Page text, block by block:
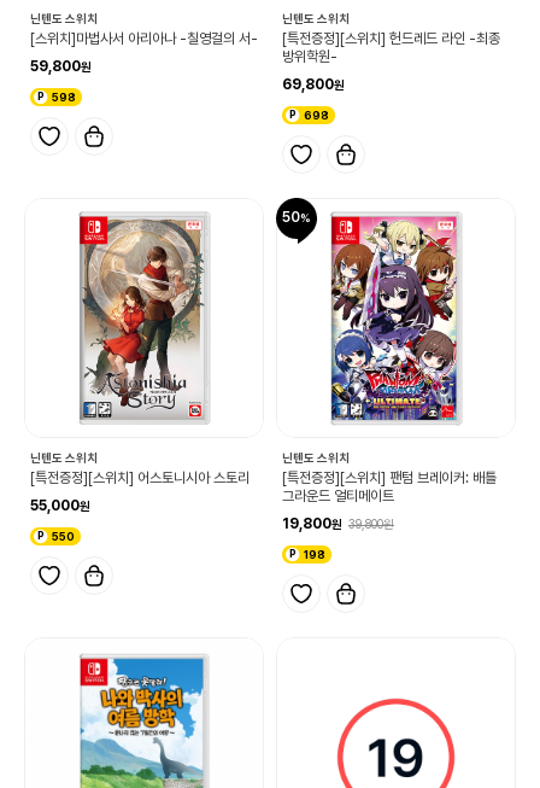
닌텐도 스위치
[스위치]마법사서 아리아나 -칠영걸의 서-
59,800
598
닌텐도 스위치
[특전증정][스위치] 헌드레드 라인 -최종
방위학원-
69,800
698
닌텐도 스위치
[특전증정][스위치] 어스토니시아 스토리
55,000
550
50
닌텐도 스위치
[특전증정][스위치] 팬텀 브레이커: 배틀
그라운드 얼티메이트
19,800
39,800
198